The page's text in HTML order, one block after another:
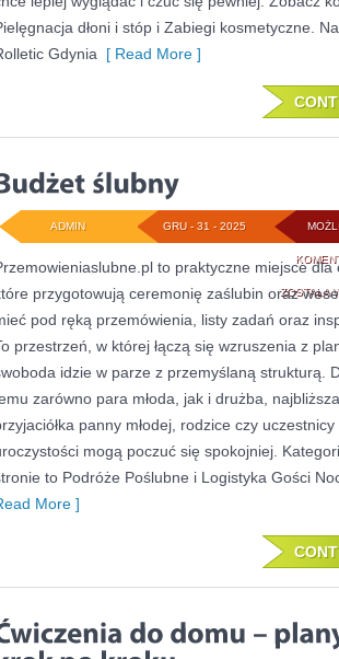
dłoni i stóp i Zabiegi kosmetyczne.
Gdynia [ Read More ]
ZOSTAŁA
GRU - 31 - 2025
ADMIN
to praktyczne miejsce dla
przygotowują ceremonię zaślubin oraz
pod ręką przemówienia, listy zadań oraz
przestrzeń, w której łączą się wzruszenia z
idzie w parze z przemyślaną strukturą.
zarówno para młoda, jak i drużba, najbliższa
panny młodej, rodzice czy uczestnicy
mogą poczuć się spokojniej.
to Podróże Poślubne i Logistyka Gości
More ]